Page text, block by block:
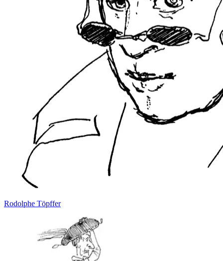
Rodolphe Töpffer